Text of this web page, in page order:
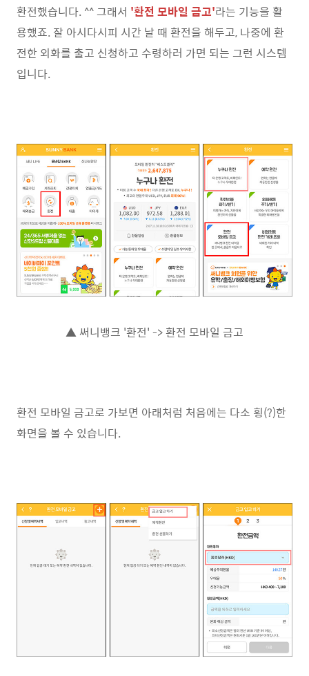
환전했습니다. ^^ 그래서 '환전 모바일 금고'라는 기능을 활
용했죠. 잘 아시다시피 시간 날 때 환전을 해두고, 나중에 환
전한 외화를 출고 신청하고 수령하러 가면 되는 그런 시스템
입니다.
▲ 써니뱅크 '환전' -> 환전 모바일 금고
환전 모바일 금고로 가보면 아래처럼 처음에는 다소 횡(?)한
화면을 볼 수 있습니다.